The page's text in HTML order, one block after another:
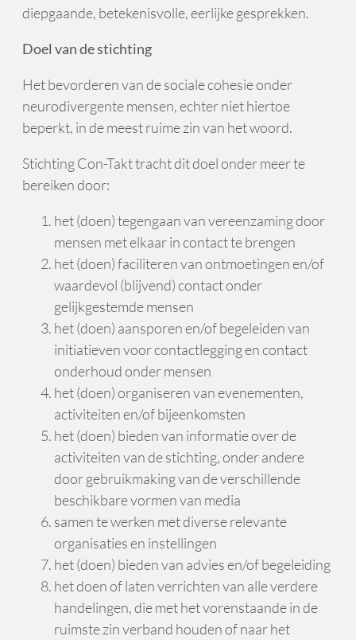
diepgaande, betekenisvolle, eerlijke gesprekken.
Doel van de stichting
Het bevorderen van de sociale cohesie onder
neurodivergente mensen, echter niet hiertoe
beperkt, in de meest ruime zin van het woord.
Stichting Con-Takt tracht dit doel onder meer te
bereiken door:
het (doen) tegengaan van vereenzaming door
mensen met elkaar in contact te brengen
het (doen) faciliteren van ontmoetingen en/of
waardevol (blijvend) contact onder
gelijkgestemde mensen
het (doen) aansporen en/of begeleiden van
initiatieven voor contactlegging en contact
onderhoud onder mensen
het (doen) organiseren van evenementen,
activiteiten en/of bijeenkomsten
het (doen) bieden van informatie over de
activiteiten van de stichting, onder andere
door gebruikmaking van de verschillende
beschikbare vormen van media
samen te werken met diverse relevante
organisaties en instellingen
het (doen) bieden van advies en/of begeleiding
het doen of laten verrichten van alle verdere
handelingen, die met het vorenstaande in de
ruimste zin verband houden of naar het